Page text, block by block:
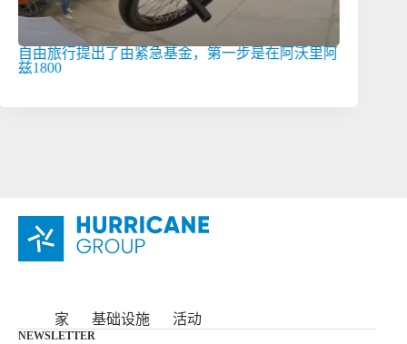
自由旅行提出了由紧急基金，第一步是在阿沃里阿
兹1800
家 基础设施 活动
NEWSLETTER